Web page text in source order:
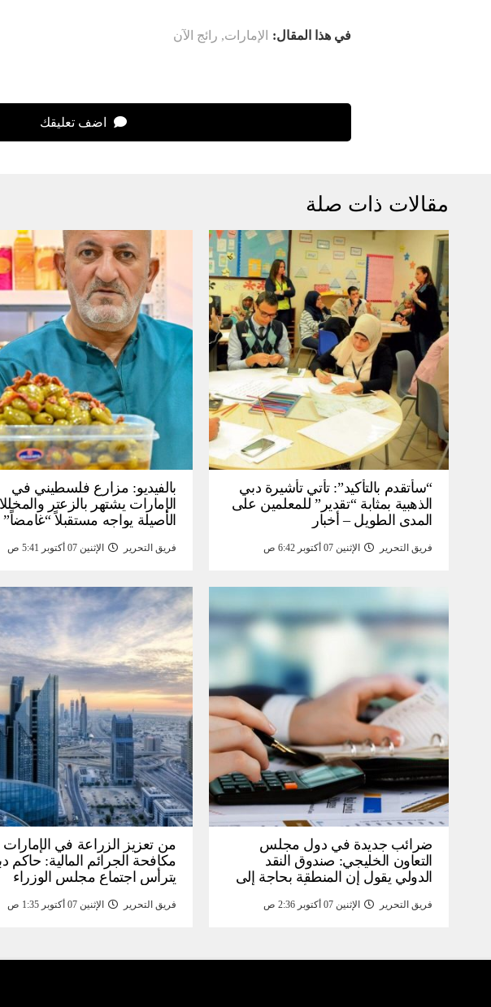
في هذا المقال: الإمارات, رائج الآن
اضف تعليقك
مقالات ذات صلة
“سأتقدم بالتأكيد”: تأتي تأشيرة دبي
الذهبية بمثابة “تقدير” للمعلمين على
المدى الطويل – أخبار
فريق التحرير الإثنين 07 أكتوبر 6:42 ص
بالفيديو: مزارع فلسطيني في
الإمارات يشتهر بالزعتر
الأصيلة يواجه مستقبلاً
خبر
فريق التحرير الإثنين 07 أكتوبر 5:41 ص
ضرائب جديدة في دول مجلس
التعاون الخليجي: صندوق النقد
الدولي يقول إن المنطقة بحاجة إلى
الشركات – أخبار
فريق التحرير الإثنين 07 أكتوبر 2:36 ص
من تعزيز الزراعة في الإمارات
مكافحة الجرائم المالية: حاكم
يترأس اجتماع مجلس الوزراء
فريق التحرير الإثنين 07 أكتوبر 1:35 ص